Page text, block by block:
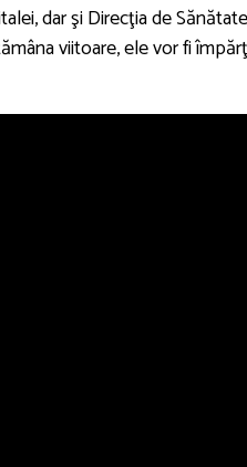
dar şi Direcţia de
viitoare, ele vor fi